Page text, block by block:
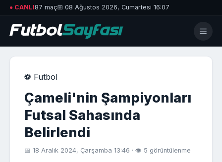
● CANLI87 maç📅 08 Ağustos 2026, Cumartesi 16:07
⚽ Futbol
Çameli'nin Şampiyonları
Futsal Sahasında
Belirlendi
📅 18 Aralık 2024, Çarşamba 13:46 · 👁 5 görüntülenme